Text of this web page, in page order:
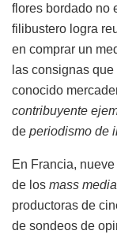
flores bordado no
filibustero logra
en comprar un
las consignas
conocido
contribuyente
de periodismo de
En Francia,
de los mass media
productoras de
de sondeos de